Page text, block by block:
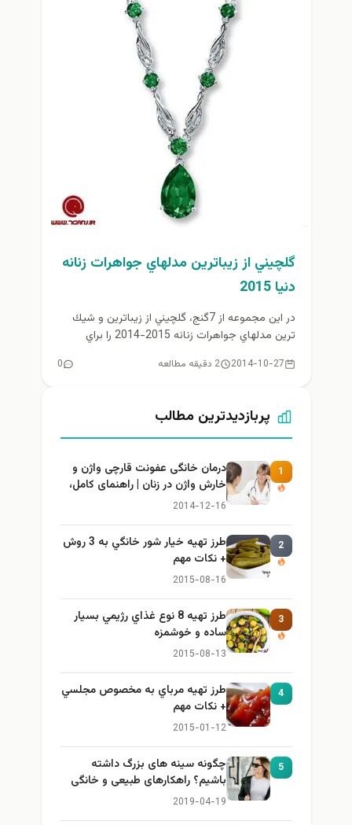
گلچيني از زيباترين مدلهاي جواهرات زنانه
دنيا 2015
در اين مجموعه از 7گنج، گلچيني از زيباترين و شيك
ترين مدلهاي جواهرات زنانه 2015-2014 را براي
2014-10-27 2 دقیقه مطالعه 0
پربازدیدترین مطالب
1
درمان خانگی عفونت قارچی واژن و
خارش واژن در زنان | راهنمای کامل،
ایمن و کاربردی
2014-12-16
2
طرز تهيه خیار شور خانگي به 3 روش
+ نكات مهم
2015-08-16
3
طرز تهيه 8 نوع غذاي رژيمي بسيار
ساده و خوشمزه
2015-08-13
4
طرز تهيه مرباي به مخصوص مجلسي
+ نكات مهم
2015-01-12
5
چگونه سینه های بزرگ داشته
باشیم؟ راهکارهای طبیعی و خانگی
برای بزرگ کردن سینه
2019-04-19